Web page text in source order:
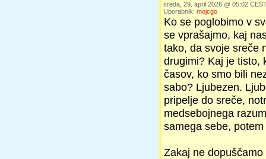
sreda, 29. april 2026 @ 05:02
Uporabnik: mojcgo
Ko se poglobimo v
se vprašajmo, kaj
tako, da svoje sreče
drugimi? Kaj je tisto,
časov, ko smo bili
sabo? Ljubezen.
pripelje do sreče,
medsebojnega
samega sebe,
Zakaj ne